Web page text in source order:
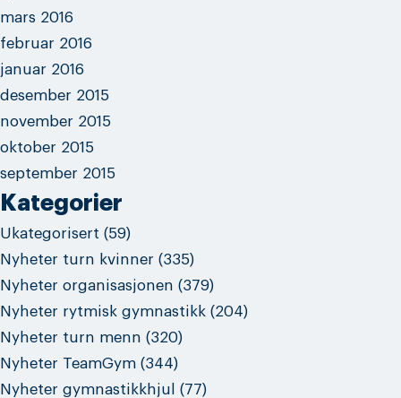
mars 2016
februar 2016
januar 2016
desember 2015
november 2015
oktober 2015
september 2015
Kategorier
Ukategorisert (59)
Nyheter turn kvinner (335)
Nyheter organisasjonen (379)
Nyheter rytmisk gymnastikk (204)
Nyheter turn menn (320)
Nyheter TeamGym (344)
Nyheter gymnastikkhjul
(77)